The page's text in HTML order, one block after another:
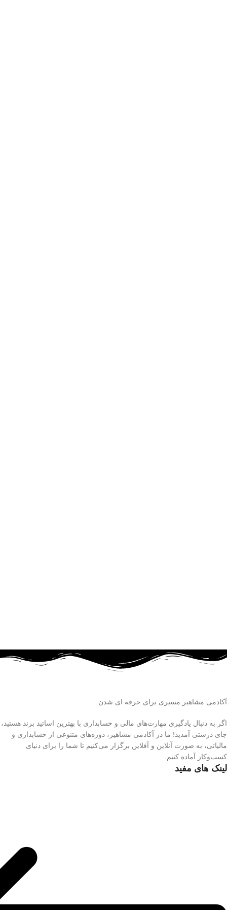
آکادمی مشاهیر مسیری برای حرفه ای شدن
اگر به دنبال یادگیری مهارت‌های مالی و حسابداری با بهترین اساتید برند هستید،
جای درستی آمدید! ما در آکادمی مشاهیر، دوره‌های متنوعی از حسابداری و
مالیاتی، به صورت آنلاین و آفلاین برگزار می‌کنیم تا شما را برای دنیای
کسب‌وکار آماده کنیم.
لینک های مفید